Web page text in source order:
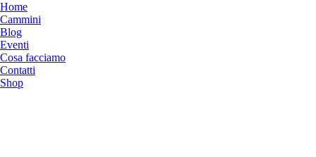
Home
Cammini
Blog
Eventi
Cosa facciamo
Contatti
Shop